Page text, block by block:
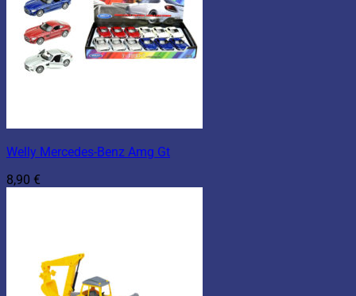
Welly Mercedes-Benz Amg Gt
8,90 €